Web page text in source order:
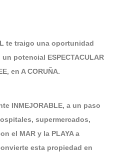
te traigo una oportunidad
un potencial ESPECTACULAR
en A CORUÑA.
INMEJORABLE, a un paso
supermercados,
el MAR y la PLAYA a
esta propiedad en